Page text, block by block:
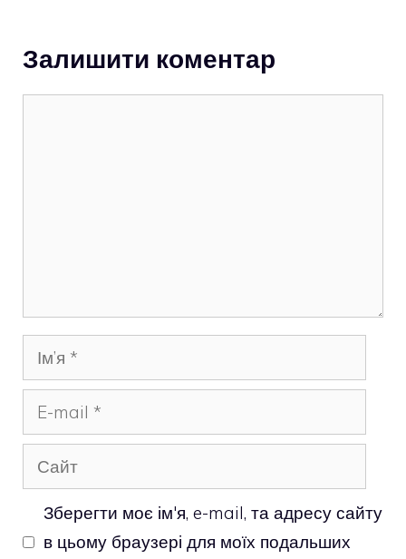
Залишити коментар
Ім’я
mail
Сайт
Зберегти моє ім'я, e-mail, та адресу сайту
в цьому браузері для моїх подальших